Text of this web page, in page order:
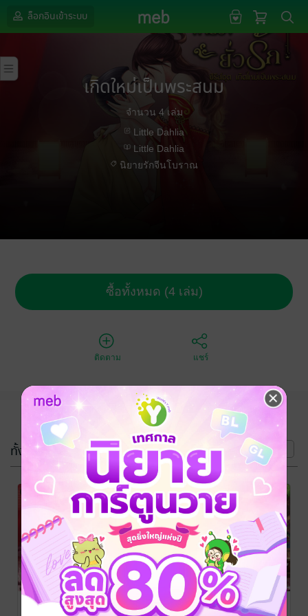
ล็อกอินเข้าระบบ
เกิดใหม่เป็นพระสนม
จำนวน 4 เล่ม
Little Dahlia
Little Dahlia
นิยายรักจีนโบราณ
ซื้อทั้งหมด (4 เล่ม)
ติดตาม แชร์
ทั้งหมด(4 เล่ม) หน้าที่ 1
เกิดชาตินี้ขอ
เป็นพระสนม
เกิดใหม่ชาตินี้
ขอเป็นพระสนม
เกิดชาตินี้ขอ
เป็นพระสนม